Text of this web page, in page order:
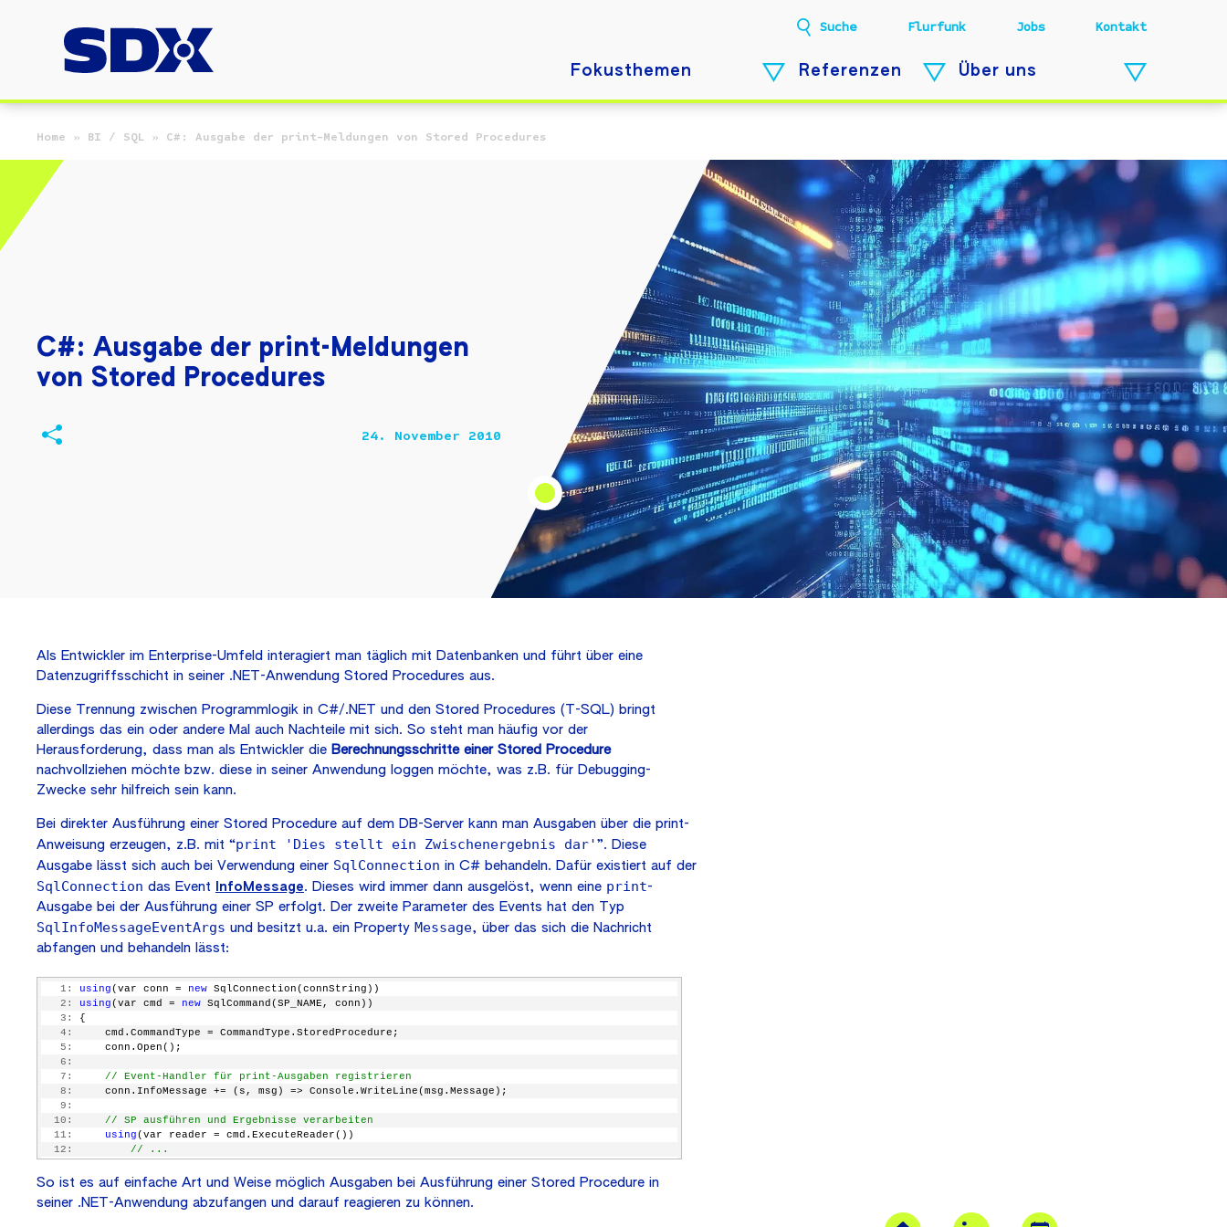
Suche Flurfunk Jobs Kontakt
Fokusthemen Referenzen Über uns
Home » BI / SQL » C#: Ausgabe der print-Meldungen von Stored Procedures
C#: Ausgabe der print-Meldungen
von Stored Procedures
24. November 2010
Als Entwickler im Enterprise-Umfeld interagiert man täglich mit Datenbanken und führt über eine
Datenzugriffsschicht in seiner .NET-Anwendung Stored Procedures aus.
Diese Trennung zwischen Programmlogik in C#/.NET und den Stored Procedures (T-SQL) bringt
allerdings das ein oder andere Mal auch Nachteile mit sich. So steht man häufig vor der
Herausforderung, dass man als Entwickler die Berechnungsschritte einer Stored Procedure
nachvollziehen möchte bzw. diese in seiner Anwendung loggen möchte, was z.B. für Debugging-
Zwecke sehr hilfreich sein kann.
Bei direkter Ausführung einer Stored Procedure auf dem DB-Server kann man Ausgaben über die print-
Anweisung erzeugen, z.B. mit “print 'Dies stellt ein Zwischenergebnis dar' ”. Diese
Ausgabe lässt sich auch bei Verwendung einer SqlConnection in C# behandeln. Dafür existiert auf der
SqlConnection das Event InfoMessage. Dieses wird immer dann ausgelöst, wenn eine print-
Ausgabe bei der Ausführung einer SP erfolgt. Der zweite Parameter des Events hat den Typ
SqlInfoMessageEventArgs und besitzt u.a. ein Property Message, über das sich die Nachricht
abfangen und behandeln lässt:
   1:
using(var conn = new SqlConnection(connString))
   2:
using(var cmd = new SqlCommand(SP_NAME, conn))
   3:
{
   4:
     cmd.CommandType = CommandType.StoredProcedure;
   5:
     conn.Open();
   6:
   7:
// Event-Handler für print-Ausgaben registrieren
   8:
     conn.InfoMessage += (s, msg) => Console.WriteLine(msg.Message);
   9:
  10:
// SP ausführen und Ergebnisse verarbeiten
  11:
using(var reader = cmd.ExecuteReader())
  12:
// ...
  14:
// ...
So ist es auf einfache Art und Weise möglich Ausgaben bei Ausführung einer Stored Procedure in
seiner .NET-Anwendung abzufangen und darauf reagieren zu können.